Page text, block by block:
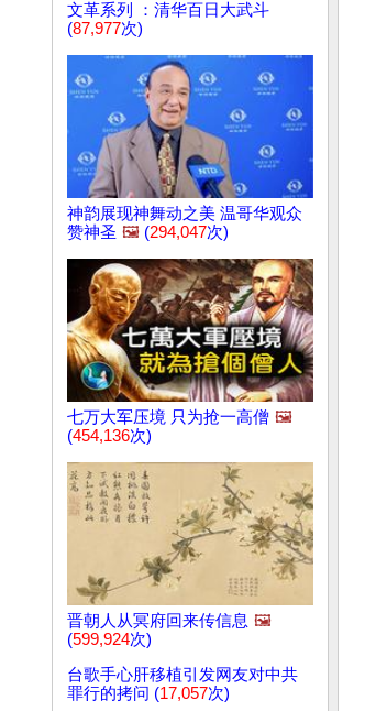
文革系列 ：清华百日大武斗
(87,977次)
神韵展现神舞动之美 温哥华观众
赞神圣 🖼️ (294,047次)
七万大军压境 只为抢一高僧 🖼️
(454,136次)
晋朝人从冥府回来传信息 🖼️
(599,924次)
台歌手心肝移植引发网友对中共
罪行的拷问 (17,057次)